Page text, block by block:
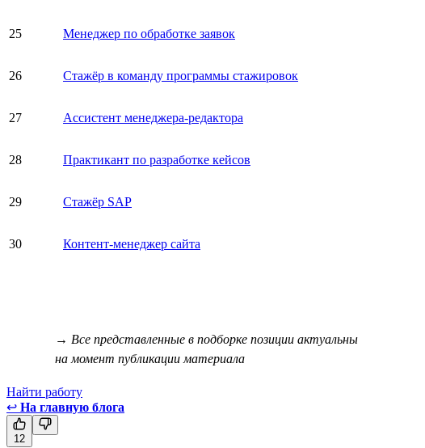
25 Менеджер по обработке заявок
26 Стажёр в команду программы стажировок
27 Ассистент менеджера-редактора
28 Практикант по разработке кейсов
29 Стажёр SAP
30 Контент-менеджер сайта
→ Все представленные в подборке позиции актуальны
на момент публикации материала
Найти работу
↩ На главную блога
12